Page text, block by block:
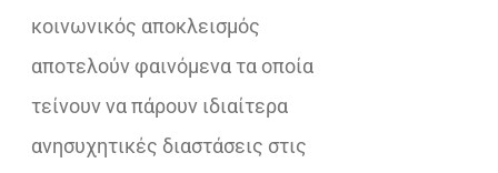
κοινωνικός αποκλεισμός
αποτελούν φαινόμενα τα οποία
τείνουν να πάρουν ιδιαίτερα
ανησυχητικές διαστάσεις στις